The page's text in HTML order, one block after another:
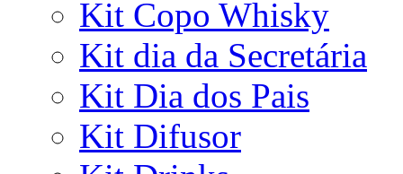
Kit Copo Whisky
Kit dia da Secretária
Kit Dia dos Pais
Kit Difusor